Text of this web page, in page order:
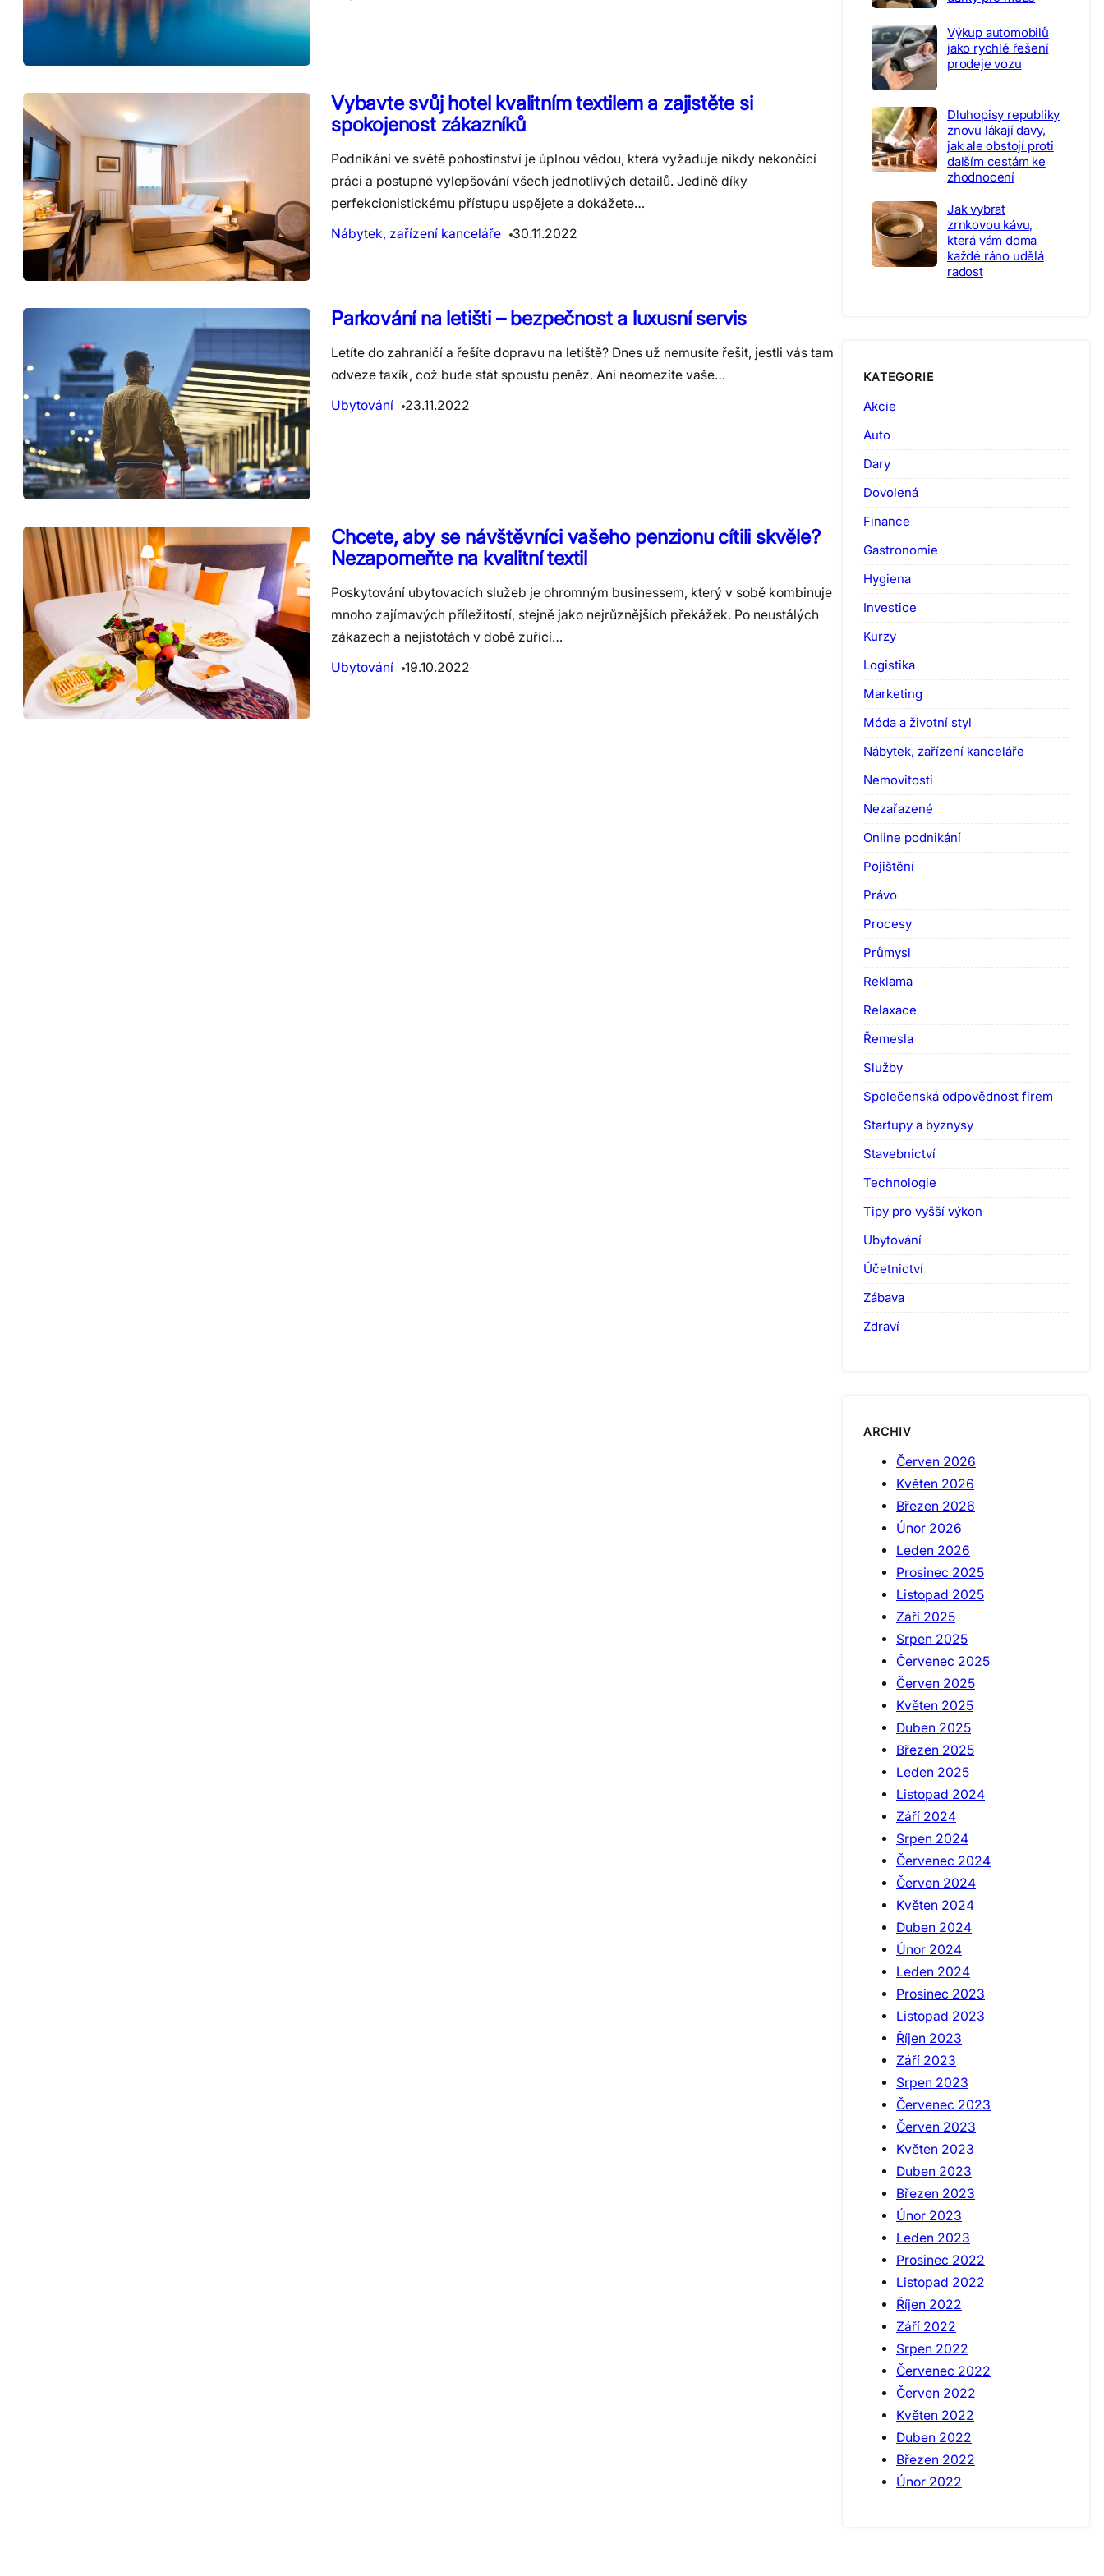
Vybavte svůj hotel kvalitním textilem a zajistěte si
spokojenost zákazníků
Podnikání ve světě pohostinství je úplnou vědou, která vyžaduje nikdy nekončící
práci a postupné vylepšování všech jednotlivých detailů. Jedině díky
perfekcionistickému přístupu uspějete a dokážete…
Nábytek, zařízení kanceláře
30.11.2022
Parkování na letišti – bezpečnost a luxusní servis
Letíte do zahraničí a řešíte dopravu na letiště? Dnes už nemusíte řešit, jestli vás tam
odveze taxík, což bude stát spoustu peněz. Ani neomezíte vaše…
Ubytování
23.11.2022
Chcete, aby se návštěvníci vašeho penzionu cítili skvěle?
Nezapomeňte na kvalitní textil
Poskytování ubytovacích služeb je ohromným businessem, který v sobě kombinuje
mnoho zajímavých příležitostí, stejně jako nejrůznějších překážek. Po neustálých
zákazech a nejistotách v době zuřící…
Ubytování
19.10.2022
Výkup automobilů
jako rychlé řešení
prodeje vozu
Dluhopisy republiky
znovu lákají davy,
jak ale obstojí proti
dalším cestám ke
zhodnocení
Jak vybrat
zrnkovou kávu,
která vám doma
každé ráno udělá
radost
KATEGORIE
Akcie
Auto
Dary
Dovolená
Finance
Gastronomie
Hygiena
Investice
Kurzy
Logistika
Marketing
Móda a životní styl
Nábytek, zařízení kanceláře
Nemovitosti
Nezařazené
Online podnikání
Pojištění
Právo
Procesy
Průmysl
Reklama
Relaxace
Řemesla
Služby
Společenská odpovědnost firem
Startupy a byznysy
Stavebnictví
Technologie
Tipy pro vyšší výkon
Ubytování
Účetnictví
Zábava
Zdraví
ARCHIV
Červen 2026
Květen 2026
Březen 2026
Únor 2026
Leden 2026
Prosinec 2025
Listopad 2025
Září 2025
Srpen 2025
Červenec 2025
Červen 2025
Květen 2025
Duben 2025
Březen 2025
Leden 2025
Listopad 2024
Září 2024
Srpen 2024
Červenec 2024
Červen 2024
Květen 2024
Duben 2024
Únor 2024
Leden 2024
Prosinec 2023
Listopad 2023
Říjen 2023
Září 2023
Srpen 2023
Červenec 2023
Červen 2023
Květen 2023
Duben 2023
Březen 2023
Únor 2023
Leden 2023
Prosinec 2022
Listopad 2022
Říjen 2022
Září 2022
Srpen 2022
Červenec 2022
Červen 2022
Květen 2022
Duben 2022
Březen 2022
Únor 2022